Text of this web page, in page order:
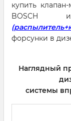
купить
форсунки в
Наглядный
системы